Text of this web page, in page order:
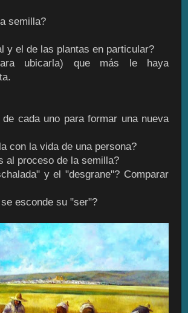
semilla?
y el de las plantas en particular?
ubicarla) que más le haya
cada uno para formar una nueva
con la vida de una persona?
al proceso de la semilla?
y el "desgrane"? Comparar
esconde su "ser"?